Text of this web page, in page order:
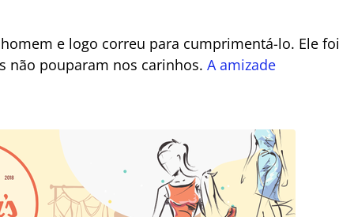
e logo correu para cumprimentá-lo. Ele foi
não pouparam nos carinhos. A amizade